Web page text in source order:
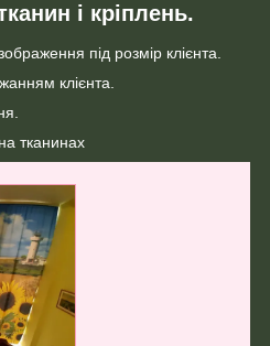
і кріплень.
під розмір клієнта.
клієнта.
тканинах